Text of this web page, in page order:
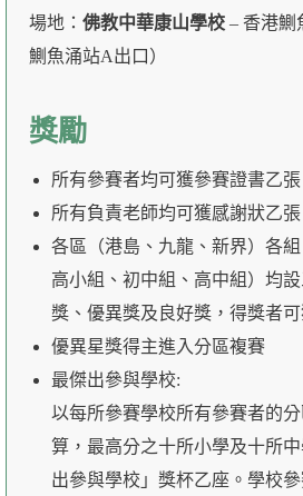
場地： 佛教中華康山學校 – 香港鰂
鰂魚涌站A出口）
獎勵
所有參賽者均可獲參賽證書乙張
所有負責老師均可獲感謝狀乙張
各區（港島、九龍、新界）各
高小組、初中組、高中組）均
獎、優異獎及良好獎，得獎者
優異星獎得主進入分區複賽
最傑出參與學校:
以每所參賽學校所有參賽者的
算，最高分之十所小學及十所
出參與學校」獎杯乙座。學校